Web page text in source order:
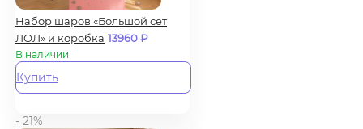
Набор шаров «Большой сет
ЛОЛ» и коробка 13960₽
В наличии
Купить
- 21%